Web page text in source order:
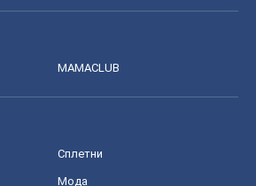
MAMACLUB
Сплетни
Мода